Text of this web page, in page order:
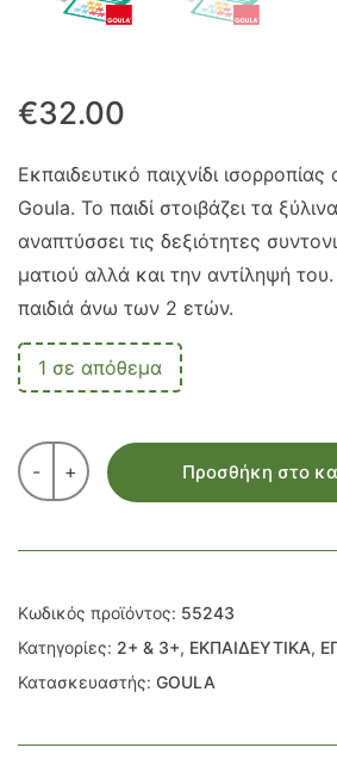
€32.00
Εκπαιδευτικό παιχνίδι ισορροπίας
Goula. Το παιδί στοιβάζει τα
αναπτύσσει τις δεξιότητες
ματιού αλλά και την αντίληψή του.
παιδιά άνω των 2 ετών.
1 σε απόθεμα
- + Προσθήκη στο
Κωδικός προϊόντος: 55243
Κατηγορίες: 2+ & 3+, ΕΚΠΑΙΔΕΥΤΙΚΑ,
Κατασκευαστής: GOULA